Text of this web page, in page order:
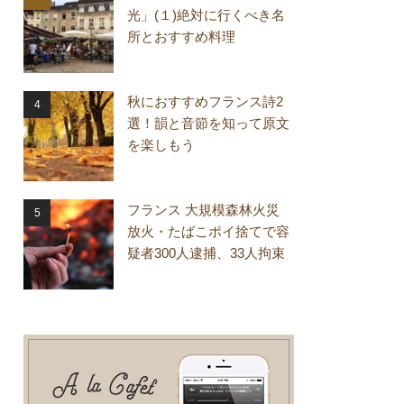
光」(１)絶対に行くべき名
所とおすすめ料理
秋におすすめフランス詩2
選！韻と音節を知って原文
を楽しもう
フランス 大規模森林火災
放火・たばこポイ捨てで容
疑者300人逮捕、33人拘束